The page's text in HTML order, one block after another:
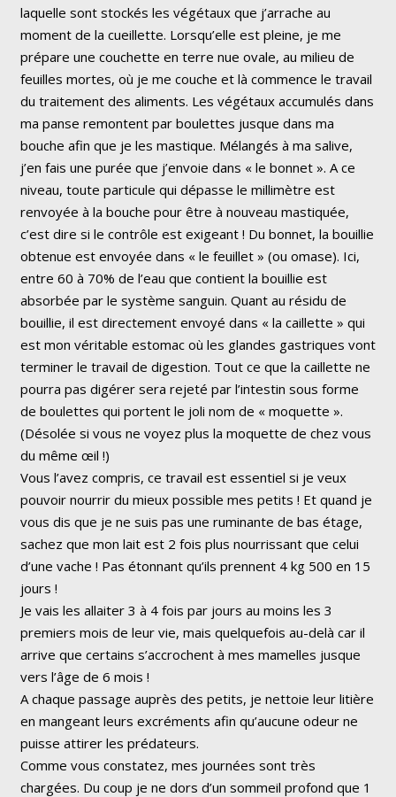
laquelle sont stockés les végétaux que j’arrache au
moment de la cueillette. Lorsqu’elle est pleine, je me
prépare une couchette en terre nue ovale, au milieu de
feuilles mortes, où je me couche et là commence le travail
du traitement des aliments. Les végétaux accumulés dans
ma panse remontent par boulettes jusque dans ma
bouche afin que je les mastique. Mélangés à ma salive,
j’en fais une purée que j’envoie dans « le bonnet ». A ce
niveau, toute particule qui dépasse le millimètre est
renvoyée à la bouche pour être à nouveau mastiquée,
c’est dire si le contrôle est exigeant ! Du bonnet, la bouillie
obtenue est envoyée dans « le feuillet » (ou omase). Ici,
entre 60 à 70% de l’eau que contient la bouillie est
absorbée par le système sanguin. Quant au résidu de
bouillie, il est directement envoyé dans « la caillette » qui
est mon véritable estomac où les glandes gastriques vont
terminer le travail de digestion. Tout ce que la caillette ne
pourra pas digérer sera rejeté par l’intestin sous forme
de boulettes qui portent le joli nom de « moquette ».
(Désolée si vous ne voyez plus la moquette de chez vous
du même œil !)
Vous l’avez compris, ce travail est essentiel si je veux
pouvoir nourrir du mieux possible mes petits ! Et quand je
vous dis que je ne suis pas une ruminante de bas étage,
sachez que mon lait est 2 fois plus nourrissant que celui
d’une vache ! Pas étonnant qu’ils prennent 4 kg 500 en 15
jours !
Je vais les allaiter 3 à 4 fois par jours au moins les 3
premiers mois de leur vie, mais quelquefois au-delà car il
arrive que certains s’accrochent à mes mamelles jusque
vers l’âge de 6 mois !
A chaque passage auprès des petits, je nettoie leur litière
en mangeant leurs excréments afin qu’aucune odeur ne
puisse attirer les prédateurs.
Comme vous constatez, mes journées sont très
chargées. Du coup je ne dors d’un sommeil profond que 1